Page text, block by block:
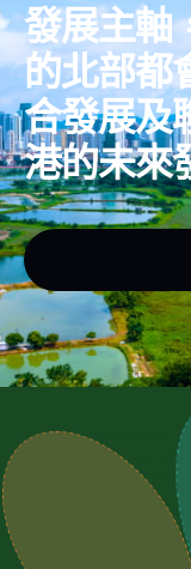
發展主軸
的北部都
合發展及
港的未來